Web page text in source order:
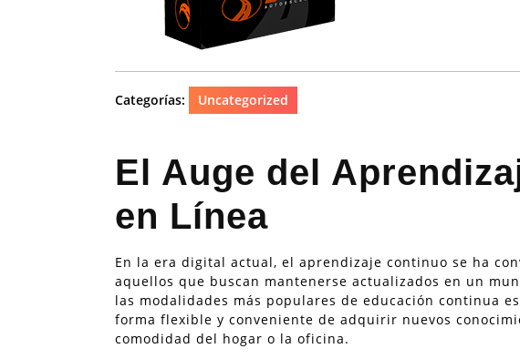
Categorías: Uncategorized
El Auge del
en Línea
En la era digital actual, el aprendizaje continuo se ha
aquellos que buscan mantenerse actualizados en un
las modalidades más populares de educación continua
forma flexible y conveniente de adquirir nuevos
comodidad del hogar o la oficina.